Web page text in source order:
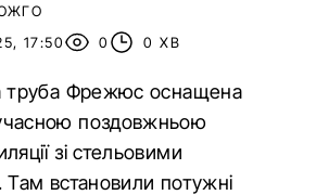
17:50
0 0 ХВ
труба Фрежюс оснащена
поздовжньою
зі стельовими
Там встановили потужні